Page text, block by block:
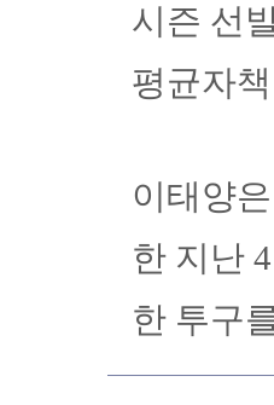
시즌 선
평균자
이태양
한 지난
한 투구